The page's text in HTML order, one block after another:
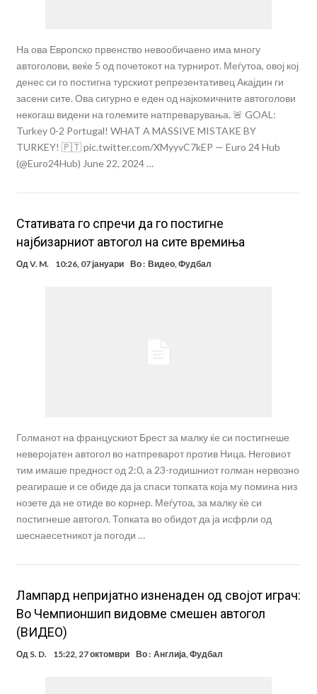
На ова Европско првенство невообичаено има многу
автоголови, веќе 5 од почетокот на турнирот. Меѓутоа, овој кој
денес си го постигна турскиот репрезентативец Акајдин ги
засени сите. Ова сигурно е еден од најкомичните автоголови
некогаш видени на големите натпреварувања. 🚨 GOAL:
Turkey 0-2 Portugal! WHAT A MASSIVE MISTAKE BY
TURKEY! 🇵🇹 pic.twitter.com/XMyyvC7kEP — Euro 24 Hub
(@Euro24Hub) June 22, 2024 …
Стативата го спречи да го постигне
најбизарниот автогол на сите времиња
ОдV. M. 10:26, 07 јануари Во : Видео,Фудбал
Голманот на францускиот Брест за малку ќе си постигнеше
неверојатен автогол во натпреварот против Ница. Неговиот
тим имаше предност од 2:0, а 23-годишниот голман нервозно
реагираше и се обиде да ја спаси топката која му помина низ
нозете да не отиде во корнер. Меѓутоа, за малку ќе си
постигнеше автогол. Топката во обидот да ја исфрли од
шеснаесетникот ја погоди …
Лампард непријатно изненаден од својот играч:
Во Чемпионшип видовме смешен автогол
(ВИДЕО)
Од S. D. 15:22, 27 октомври Во : Англија Фудбал